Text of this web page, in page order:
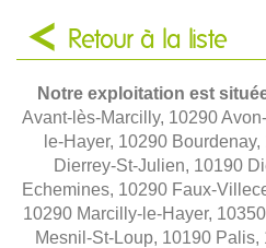
Retour à la liste
Notre exploitation est
Avant-lès-Marcilly, 10290
le-Hayer, 10290
Dierrey-St-Julien, 10190
Echemines, 10290 Faux-
10290 Marcilly-le-Hayer,
Mesnil-St-Loup, 10190